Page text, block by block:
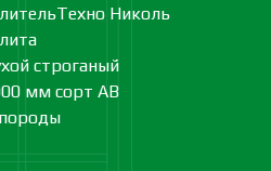
Николь
строганый
мм сорт АВ